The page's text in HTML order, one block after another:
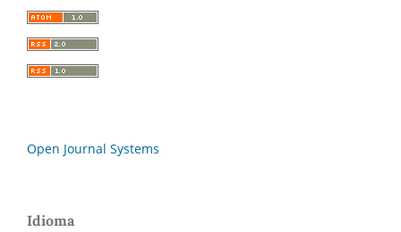
Open Journal Systems
Idioma